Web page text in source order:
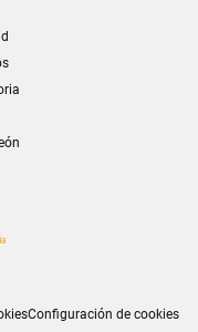
Configuración de cookies